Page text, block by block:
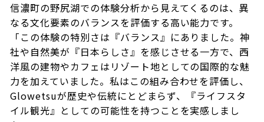
信濃町の野尻湖での体験分析から見えてくるのは、異
なる文化要素のバランスを評価する高い能力です。
「この体験の特別さは『バランス』にありました。神
社や自然美が『日本らしさ』を感じさせる一方で、西
洋風の建物やカフェはリゾート地としての国際的な魅
力を加えていました。私はこの組み合わせを評価し、
Glowetsuが歴史や伝統にとどまらず、『ライフスタ
イル観光』としての可能性を持つことを実感しまし